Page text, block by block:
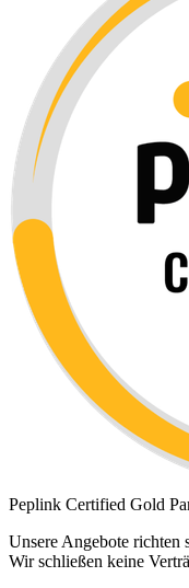
Peplink Certified Gold
Unsere Angebote richten
Wir schließen keine